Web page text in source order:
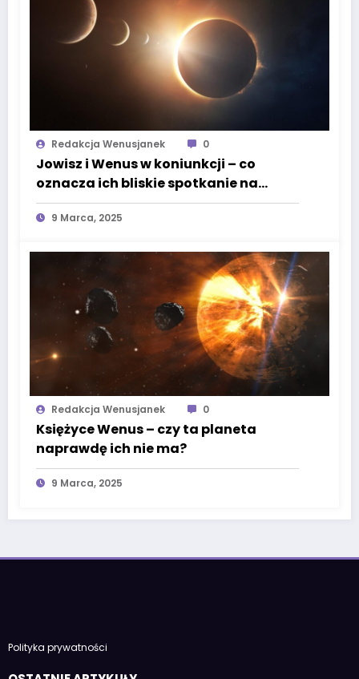
Redakcja Wenusjanek 0
Jowisz i Wenus w koniunkcji – co
oznacza ich bliskie spotkanie na
niebie?
9 Marca, 2025
Redakcja Wenusjanek 0
Księżyce Wenus – czy ta planeta
naprawdę ich nie ma?
9 Marca, 2025
Polityka prywatności